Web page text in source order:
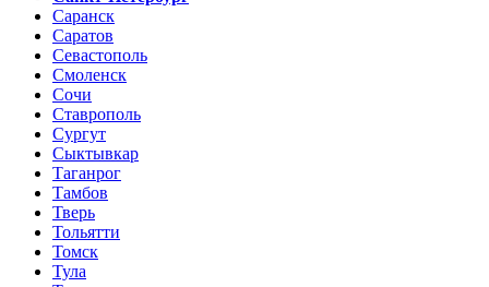
Саранск
Саратов
Севастополь
Смоленск
Сочи
Ставрополь
Сургут
Сыктывкар
Таганрог
Тамбов
Тверь
Тольятти
Томск
Тула